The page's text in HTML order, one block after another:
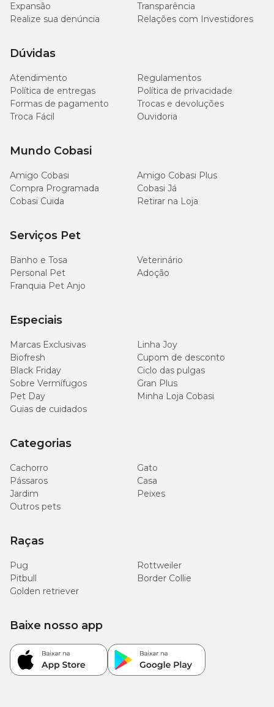
Expansão
Transparência
Realize sua denúncia
Relações com Investidores
Dúvidas
Atendimento
Regulamentos
Política de entregas
Política de privacidade
Formas de pagamento
Trocas e devoluções
Troca Fácil
Ouvidoria
Mundo Cobasi
Amigo Cobasi
Amigo Cobasi Plus
Compra Programada
Cobasi Já
Cobasi Cuida
Retirar na Loja
Serviços Pet
Banho e Tosa
Veterinário
Personal Pet
Adoção
Franquia Pet Anjo
Especiais
Marcas Exclusivas
Linha Joy
Biofresh
Cupom de desconto
Black Friday
Ciclo das pulgas
Sobre Vermífugos
Gran Plus
Pet Day
Minha Loja Cobasi
Guias de cuidados
Categorias
Cachorro
Gato
Pássaros
Casa
Jardim
Peixes
Outros pets
Raças
Pug
Rottweiler
Pitbull
Border Collie
Golden retriever
Baixe nosso app